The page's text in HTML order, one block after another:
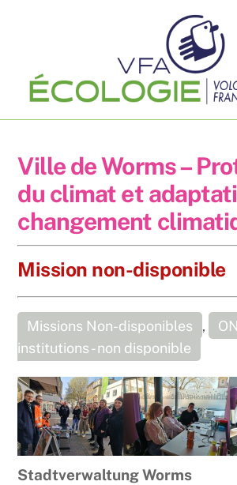
Ville de Worms –
du climat et
changement
Mission non-disponible
Missions Non-disponibles ,
institutions - non disponible
Stadtverwaltung Worms